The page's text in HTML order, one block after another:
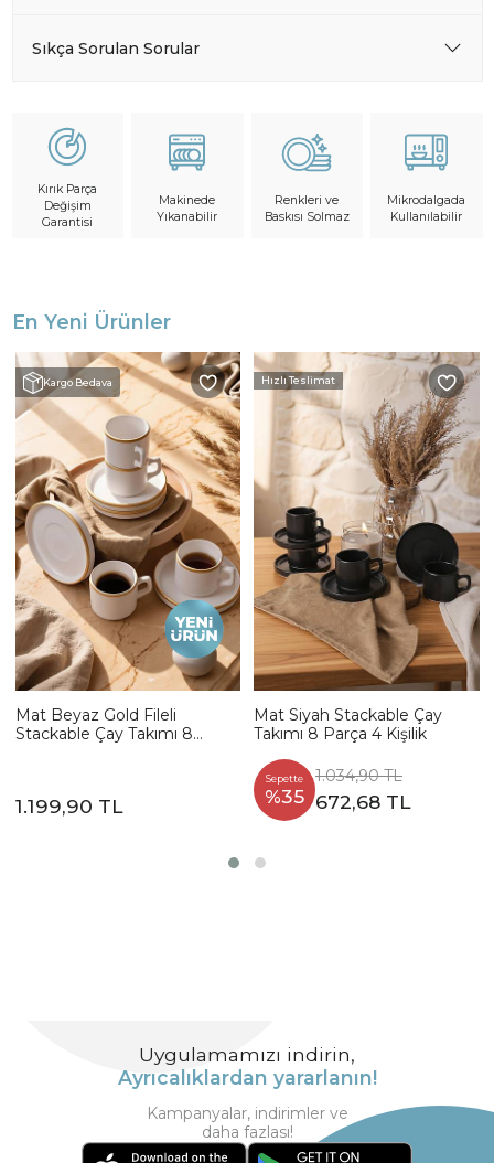
Sıkça Sorulan Sorular
Kırık Parça
Değişim
Garantisi
Makinede
Yıkanabilir
Renkleri ve
Baskısı Solmaz
Mikrodalgada
Kullanılabilir
En Yeni Ürünler
Kargo Bedava
Mat Beyaz Gold Fileli
Stackable Çay Takımı 8
1.199,90 TL
Hızlı Teslimat
Mat Siyah Stackable Çay
Takımı 8 Parça 4 Kişilik
Sepette
%35
1.034,90 TL
672,68 TL
Uygulamamızı indirin,
Ayrıcalıklardan yararlanın!
Kampanyalar, indirimler ve
daha fazlası!